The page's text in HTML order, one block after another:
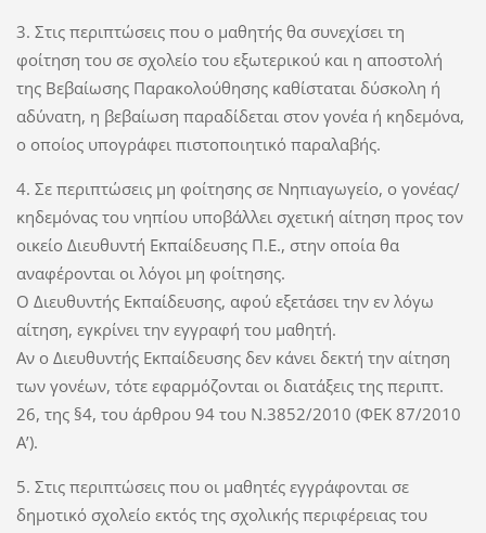
3. Στις περιπτώσεις που ο μαθητής θα συνεχίσει τη
φοίτηση του σε σχολείο του εξωτερικού και η αποστολή
της Βεβαίωσης Παρακολούθησης καθίσταται δύσκολη ή
αδύνατη, η βεβαίωση παραδίδεται στον γονέα ή κηδεμόνα,
ο οποίος υπογράφει πιστοποιητικό παραλαβής.
4. Σε περιπτώσεις μη φοίτησης σε Νηπιαγωγείο, ο γονέας/
κηδεμόνας του νηπίου υποβάλλει σχετική αίτηση προς τον
οικείο Διευθυντή Εκπαίδευσης Π.Ε., στην οποία θα
αναφέρονται οι λόγοι μη φοίτησης.
Ο Διευθυντής Εκπαίδευσης, αφού εξετάσει την εν λόγω
αίτηση, εγκρίνει την εγγραφή του μαθητή.
Αν ο Διευθυντής Εκπαίδευσης δεν κάνει δεκτή την αίτηση
των γονέων, τότε εφαρμόζονται οι διατάξεις της περιπτ.
26, της §4, του άρθρου 94 του Ν.3852/2010 (ΦΕΚ 87/2010
Α’).
5. Στις περιπτώσεις που οι μαθητές εγγράφονται σε
δημοτικό σχολείο εκτός της σχολικής περιφέρειας του